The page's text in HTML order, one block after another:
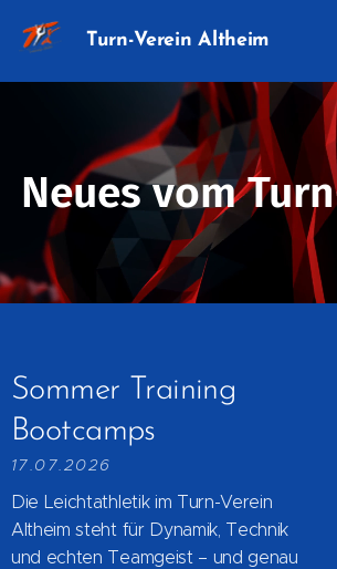
Turn-Verein Altheim
Neues vom
Sommer Training
Bootcamps
17.07.2026
Die Leichtathletik im Turn-Verein
Altheim steht für Dynamik, Technik
und echten Teamgeist – und genau